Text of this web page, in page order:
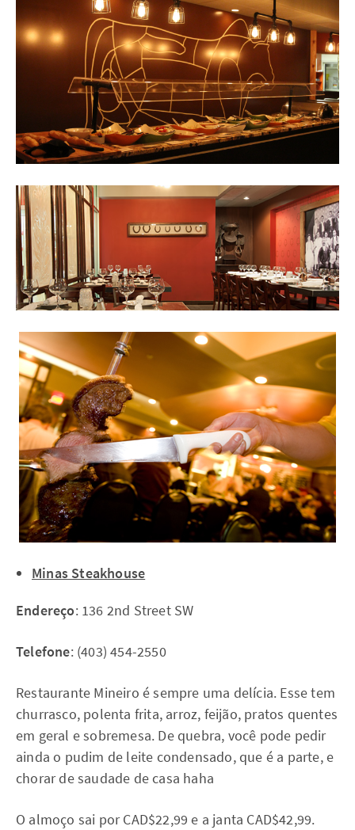
Minas Steakhouse
Endereço: 136 2nd Street SW
Telefone: (403) 454-2550
Restaurante Mineiro é sempre uma delícia. Esse tem
churrasco, polenta frita, arroz, feijão, pratos quentes
em geral e sobremesa. De quebra, você pode pedir
ainda o pudim de leite condensado, que é a parte, e
chorar de saudade de casa haha
O almoço sai por CAD$22,99 e a janta CAD$42,99.